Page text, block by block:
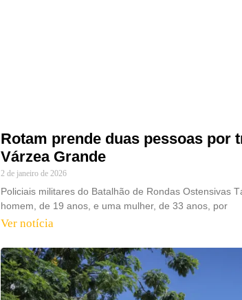
Rotam prende duas pessoas por
Várzea Grande
2 de janeiro de 2026
Policiais militares do Batalhão de Rondas Ostensivas
homem, de 19 anos, e uma mulher, de 33 anos, por
Ver notícia